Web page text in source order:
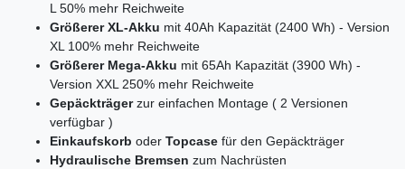
L 50% mehr Reichweite
Größerer XL-Akku mit 40Ah Kapazität (2400 Wh) - Version
XL 100% mehr Reichweite
Größerer Mega-Akku mit 65Ah Kapazität (3900 Wh) -
Version XXL 250% mehr Reichweite
Gepäckträgerzur einfachen Montage ( 2 Versionen
verfügbar )
Einkaufskorb oder Topcase für den Gepäckträger
Hydraulische Bremsen zum Nachrüsten